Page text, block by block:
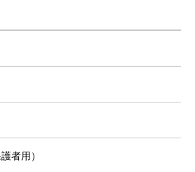
者用）